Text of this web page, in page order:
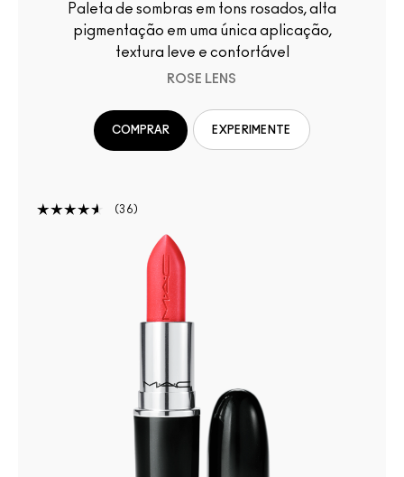
Paleta de sombras em tons rosados, alta
pigmentação em uma única aplicação,
textura leve e confortável
ROSE LENS
COMPRAR EXPERIMENTE
36